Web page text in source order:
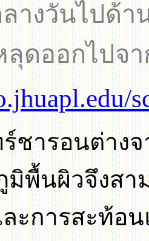
างวันไปด้
ลุดออกไปจ
ชารอนต่าง
พื้นผิวจึงสา
ะการสะท้อ